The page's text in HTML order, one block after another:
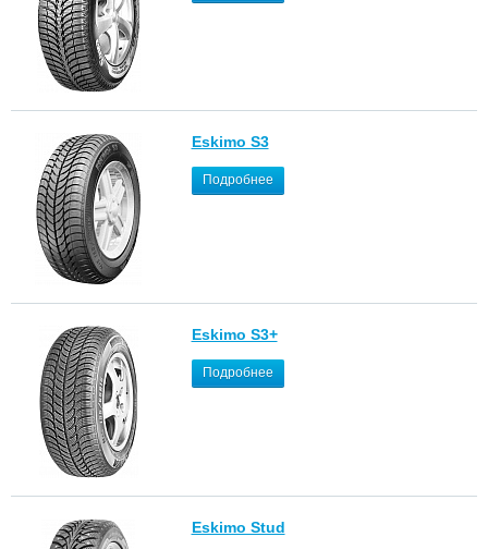
Eskimo S3
Подробнее
Eskimo S3+
Подробнее
Eskimo Stud